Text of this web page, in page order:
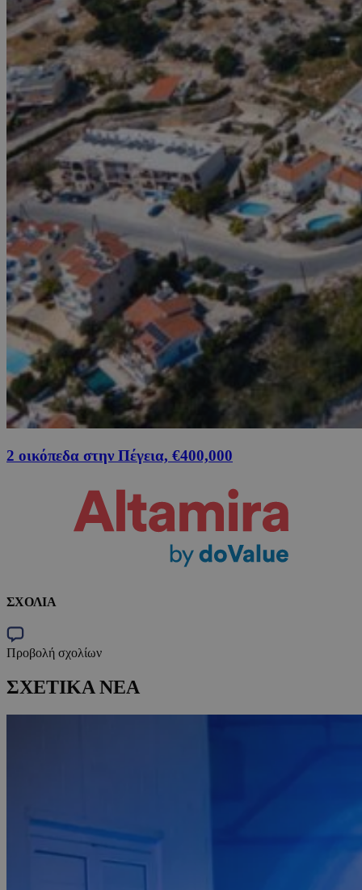
2 οικόπεδα στην Πέγεια, €400,000
ΣΧΟΛΙΑ
Προβολή σχολίων
ΣΧΕΤΙΚΑ ΝΕΑ